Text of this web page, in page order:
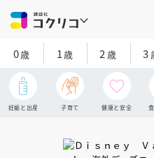
0歳 1歳 2 歳 3
妊娠と出産 子育て 健康と安全